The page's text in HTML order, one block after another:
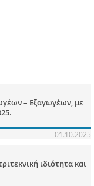
– Εξαγωγέων, με
01.10.2025
ιδιότητα και